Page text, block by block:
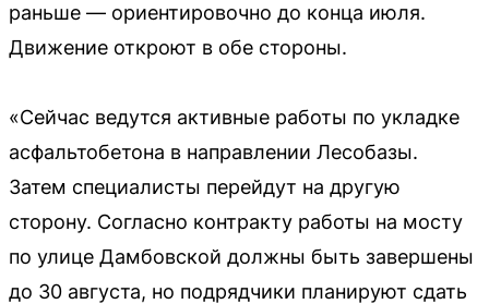
раньше — ориентировочно до конца июля.
Движение откроют в обе стороны.
«Сейчас ведутся активные работы по укладке
асфальтобетона в направлении Лесобазы.
Затем специалисты перейдут на другую
сторону. Согласно контракту работы на мосту
по улице Дамбовской должны быть завершены
до 30 августа, но подрядчики планируют сдать